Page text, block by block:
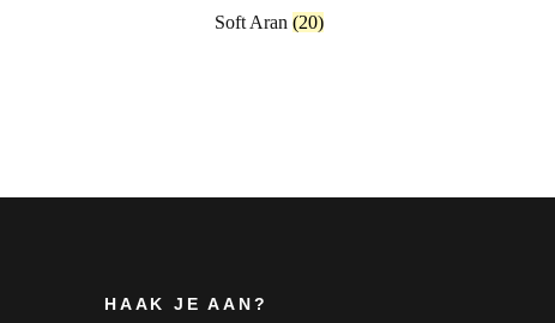
Soft Aran (20)
HAAK JE AAN?